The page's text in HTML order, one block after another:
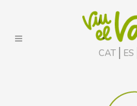
CAT ES